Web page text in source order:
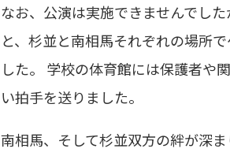
なお、公演は実施できませんでし
と、杉並と南相馬それぞれの場所
した。 学校の体育館には保護者や
い拍手を送りました。
南相馬、そして杉並双方の絆が深